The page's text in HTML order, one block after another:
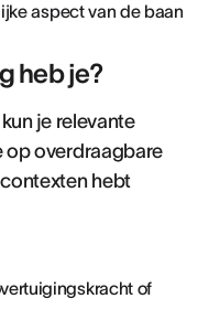
aspect van de baan
heb je?
je relevante
op overdraagbare
hebt
of